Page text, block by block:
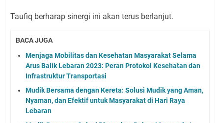
Taufiq berharap sinergi ini akan terus berlanjut.
BACA JUGA
Menjaga Mobilitas dan Kesehatan Masyarakat Selama
Arus Balik Lebaran 2023: Peran Protokol Kesehatan dan
Infrastruktur Transportasi
Mudik Bersama dengan Kereta: Solusi Mudik yang Aman,
Nyaman, dan Efektif untuk Masyarakat di Hari Raya
Lebaran